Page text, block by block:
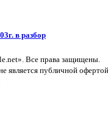
в разбор
Все права защищены.
является публичной офертой.